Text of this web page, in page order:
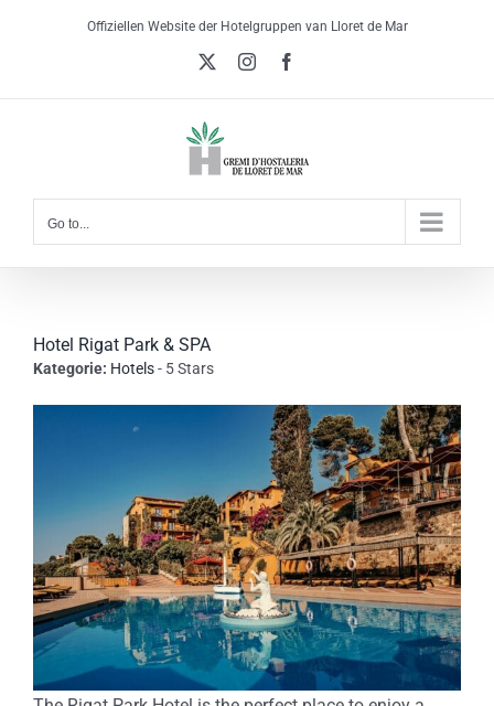
Offiziellen Website der Hotelgruppen van Lloret de Mar
Instagram
Go to...
Hotel Rigat Park & SPA
Kategorie: Hotels- 5 Stars